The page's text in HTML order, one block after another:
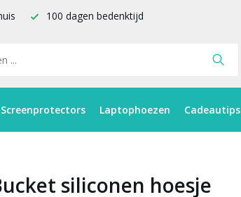
100 dagen bedenktijd
Screenprotectors Laptophoezen Cadeautips
siliconen hoesje